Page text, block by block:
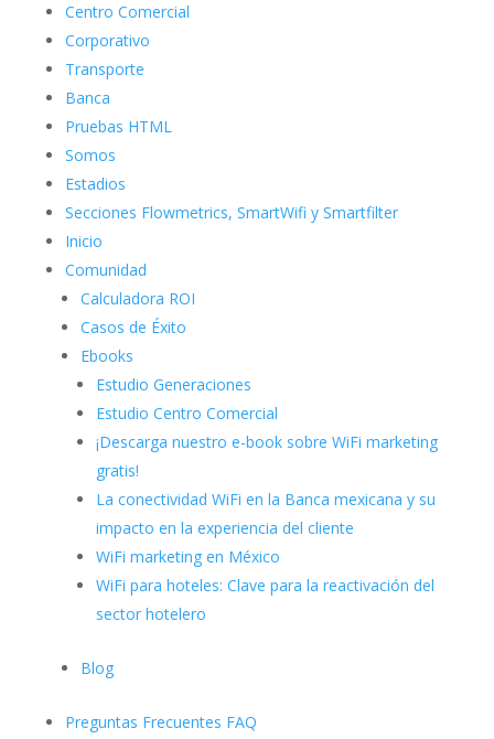
Centro Comercial
Corporativo
Transporte
Banca
Pruebas HTML
Somos
Estadios
Secciones Flowmetrics, SmartWifi y Smartfilter
Inicio
Comunidad
Calculadora ROI
Casos de Éxito
Ebooks
Estudio Generaciones
Estudio Centro Comercial
¡Descarga nuestro e-book sobre WiFi marketing
gratis!
La conectividad WiFi en la Banca mexicana y su
impacto en la experiencia del cliente
WiFi marketing en México
WiFi para hoteles: Clave para la reactivación del
sector hotelero
Blog
Preguntas Frecuentes FAQ